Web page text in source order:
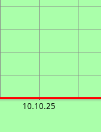
10.10.25